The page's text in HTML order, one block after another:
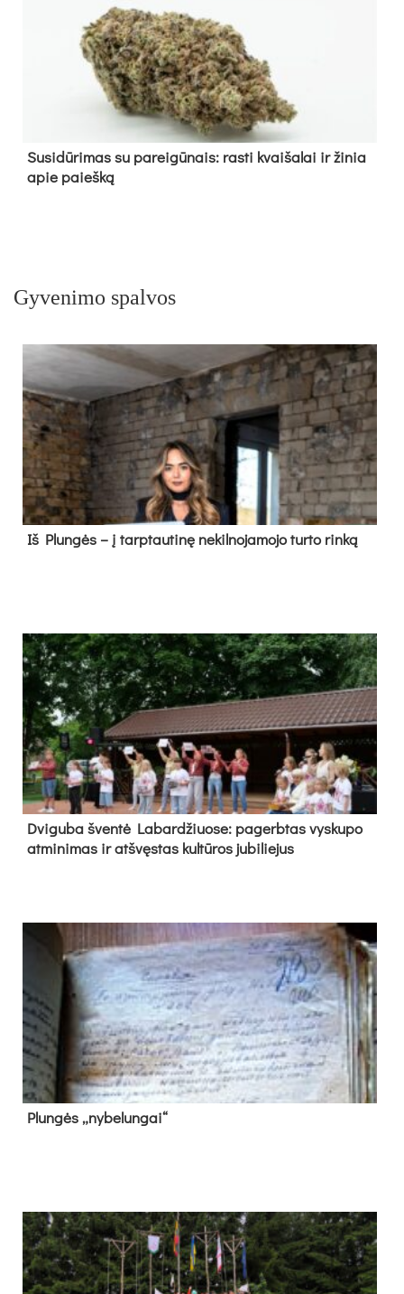
Su­si­dū­ri­mas su pa­rei­gū­nais: ras­ti kvai­ša­lai ir ži­nia
apie paieš­ką
Gyvenimo spalvos
Iš Plungės – į tarptautinę nekilnojamojo turto rinką
Dvi­gu­ba šven­tė La­bar­džiuo­se: pa­gerb­tas vys­ku­po
at­mi­ni­mas ir at­švęs­tas kul­tū­ros ju­bi­lie­jus
Plun­gės „ny­be­lun­gai“